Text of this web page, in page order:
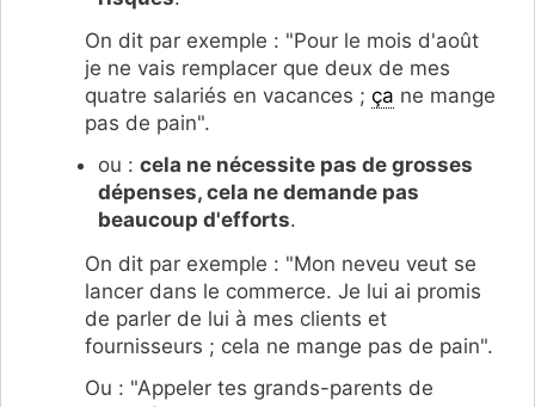
On dit par exemple : "Pour le mois d'août
je ne vais remplacer que deux de mes
quatre salariés en vacances ; ça ne mange
pas de pain".
ou : cela ne nécessite pas de grosses
dépenses, cela ne demande pas
beaucoup d'efforts.
On dit par exemple : "Mon neveu veut se
lancer dans le commerce. Je lui ai promis
de parler de lui à mes clients et
fournisseurs ; cela ne mange pas de pain".
Ou : "Appeler tes grands-parents de